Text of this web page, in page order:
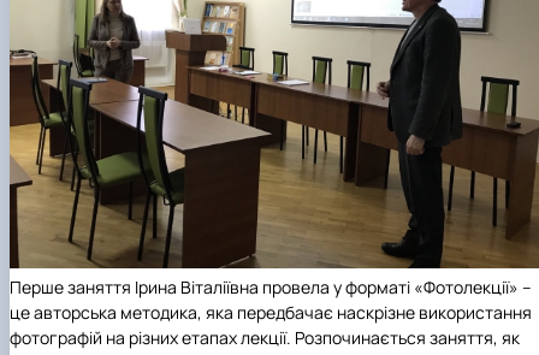
Перше заняття Ірина Віталіївна провела у форматі «Фотолекції» –
це авторська методика, яка передбачає наскрізне використання
фотографій на різних етапах лекції. Розпочинається заняття, як